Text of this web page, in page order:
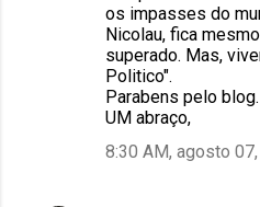
os impasses do
Nicolau, fica
superado. Mas,
Politico".
Parabens pelo blog.
UM abraço,
8:30 AM, agosto